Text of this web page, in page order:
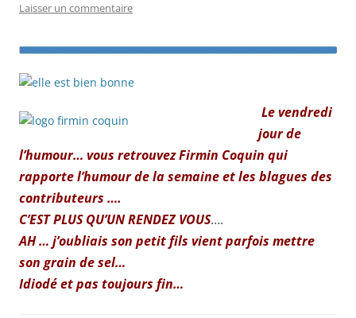
Laisser un commentaire
Le vendredi
jour de
l’humour… vous retrouvez Firmin Coquin qui
rapporte l’humour de la semaine et les blagues des
contributeurs ….
C’EST PLUS QU’UN RENDEZ VOUS….
AH … j’oubliais son petit fils vient parfois mettre
son grain de sel…
Idiodé et pas toujours fin…